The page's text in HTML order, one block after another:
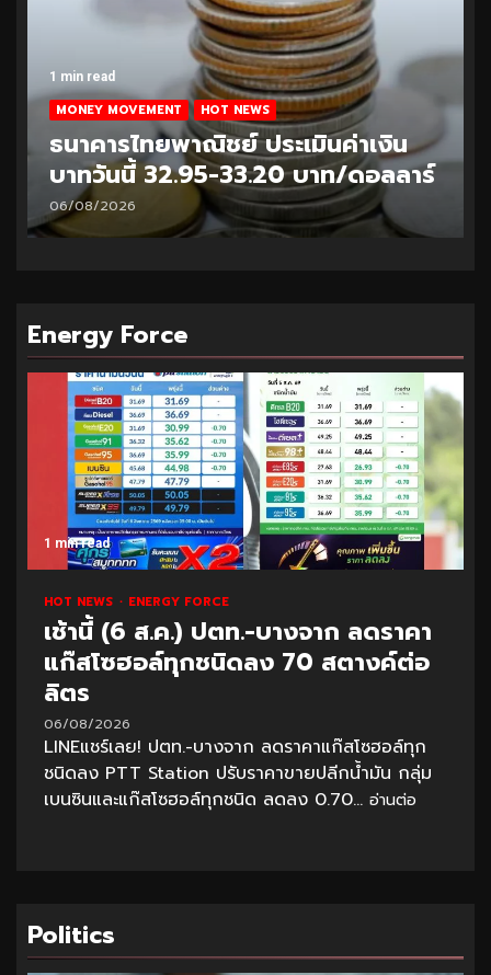
1 min read
MONEY MOVEMENT HOT NEWS
ธนาคารไทยพาณิชย์ ประเมินค่าเงิน
บาทวันนี้ 32.95-33.20 บาท/ดอลลาร์
06/08/2026
Energy Force
1 min read
HOT NEWS ENERGY FORCE
เช้านี้ (6 ส.ค.) ปตท.-บางจาก ลดราคา
แก๊สโซฮอล์ทุกชนิดลง 70 สตางค์ต่อ
ลิตร
06/08/2026
LINEแชร์เลย! ปตท.-บางจาก ลดราคาแก๊สโซฮอล์ทุก
ชนิดลง PTT Station ปรับราคาขายปลีกน้ำมัน กลุ่ม
เบนซินและแก๊สโซฮอล์ทุกชนิด ลดลง 0.70... อ่านต่อ
Politics